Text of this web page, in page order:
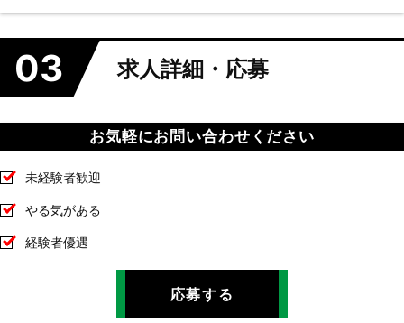
03 求人詳細・応募
お気軽にお問い合わせください
未経験者歓迎
やる気がある
経験者優遇
応募する